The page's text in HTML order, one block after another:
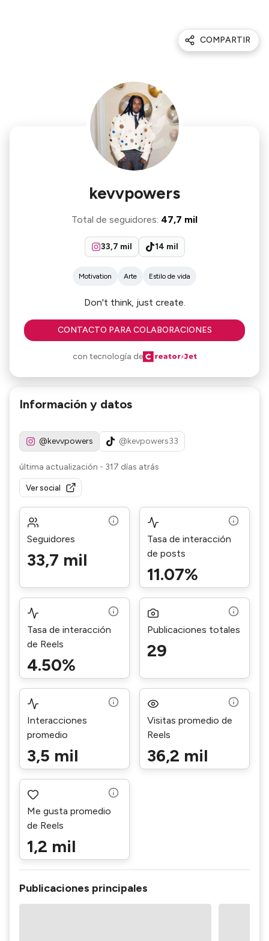
COMPARTIR
kevvpowers
Total de seguidores: 47,7 mil
33,7 mil 14 mil
Motivation Arte Estilo de vida
Don't think, just create.
CONTACTO PARA COLABORACIONES
con tecnología de
Información y datos
@kevvpowers @kevpowers33
última actualización - 317 días atrás
Ver social
Seguidores
33,7 mil
Tasa de interacción
de posts
11.07%
Tasa de interacción
de Reels
4.50%
Publicaciones totales
29
Interacciones
promedio
3,5 mil
Visitas promedio de
Reels
36,2 mil
Me gusta promedio
de Reels
1,2 mil
Publicaciones principales